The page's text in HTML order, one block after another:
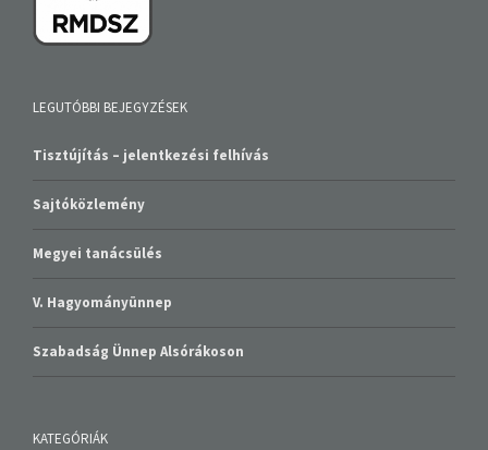
LEGUTÓBBI BEJEGYZÉSEK
Tisztújítás – jelentkezési felhívás
Sajtóközlemény
Megyei tanácsülés
V. Hagyományünnep
Szabadság Ünnep Alsórákoson
KATEGÓRIÁK